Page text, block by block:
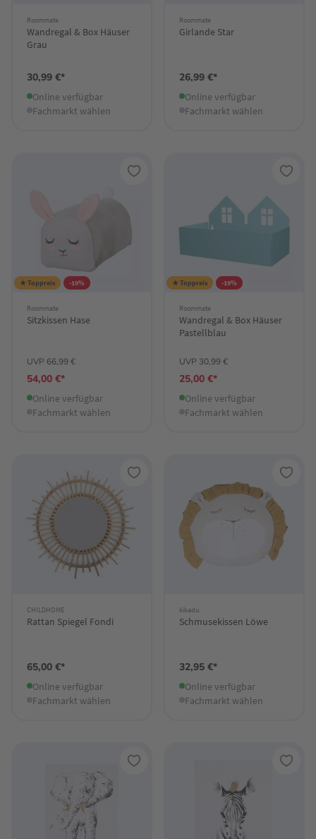
Roommate
Wandregal & Box Häuser
Grau
30,99 €*
Online verfügbar
Fachmarkt wählen
Roommate
Girlande Star
26,99 €*
Online verfügbar
Fachmarkt wählen
★ Toppreis -19%
Roommate
Sitzkissen Hase
UVP 66,99 €
54,00 €*
Online verfügbar
Fachmarkt wählen
★ Toppreis -19%
Roommate
Wandregal & Box Häuser
Pastellblau
UVP 30,99 €
25,00 €*
Online verfügbar
Fachmarkt wählen
CHILDHOME
Rattan Spiegel Fondi
65,00 €*
Online verfügbar
Fachmarkt wählen
kikadu
Schmusekissen Löwe
32,95 €*
Online verfügbar
Fachmarkt wählen